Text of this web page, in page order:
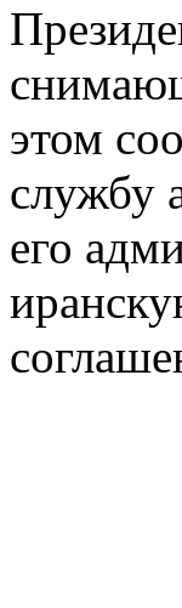
этом
службу
его